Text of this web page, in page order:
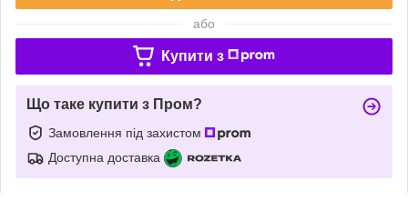
або
Купити з
Що таке купити з Пром?
Замовлення під захистом
Доступна доставка